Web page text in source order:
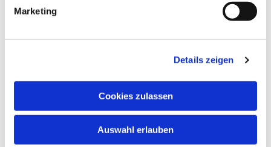
Marketing
Details zeigen
Cookies zulassen
Auswahl erlauben